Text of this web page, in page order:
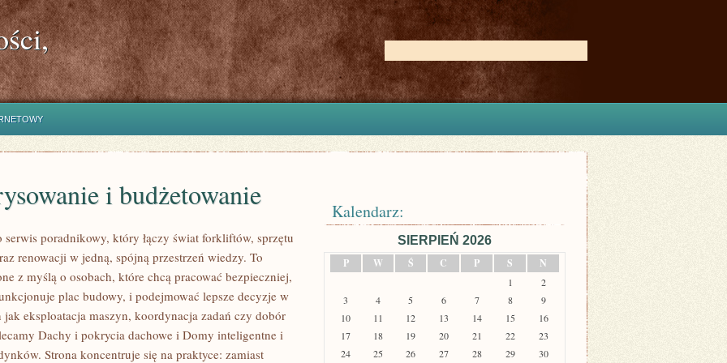
i budżetowanie
poradnikowy, który łączy świat forkliftów, sprzętu
renowacji w jedną, spójną przestrzeń wiedzy. To
z myślą o osobach, które chcą pracować bezpieczniej,
plac budowy, i podejmować lepsze decyzje w
jak eksploatacja maszyn, koordynacja zadań czy dobór
Dachy i pokrycia dachowe i Domy inteligentne i
Strona koncentruje się na praktyce: zamiast
Kalendarz:
SIERPIEŃ 2026
P
W Ś C P S N
1
2
3
4 5 6 7 8
9
10
11 12 13 14 15
16
17
18 19 20 21 22
23
24
25 26 27 28 29
30